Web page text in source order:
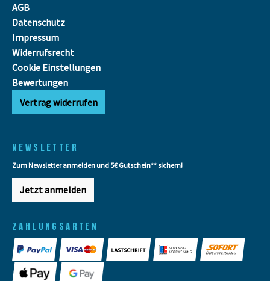
AGB
Datenschutz
Impressum
Widerrufsrecht
Cookie Einstellungen
Bewertungen
Vertrag widerrufen
NEWSLETTER
Zum Newsletter anmelden und 5€ Gutschein** sichern!
Jetzt anmelden
ZAHLUNGSARTEN